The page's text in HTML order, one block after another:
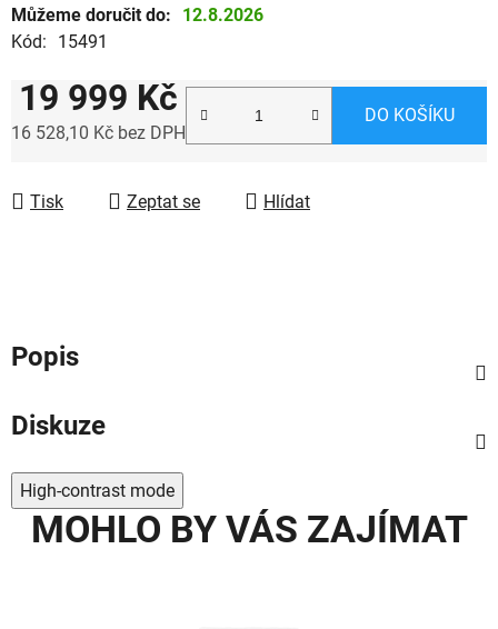
Můžeme doručit do:
12.8.2026
Kód:
15491
19 999 Kč
16 528,10 Kč bez DPH
DO KOŠÍKU
Tisk Zeptat se Hlídat
Popis
Diskuze
High-contrast mode
MOHLO BY VÁS ZAJÍMAT